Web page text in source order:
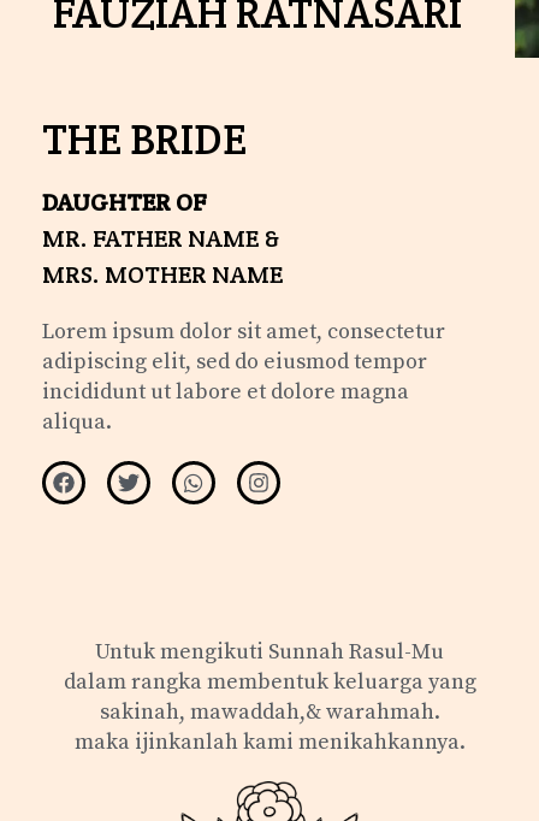
THE BRIDE
DAUGHTER OF
MR. FATHER NAME &
MRS. MOTHER NAME
Lorem ipsum dolor sit amet, consectetur
adipiscing elit, sed do eiusmod tempor
incididunt ut labore et dolore magna
aliqua.
FAUZIAH RATNASARI
Untuk mengikuti Sunnah Rasul-Mu
dalam rangka membentuk keluarga yang
sakinah, mawaddah,& warahmah.
maka ijinkanlah kami menikahkannya.